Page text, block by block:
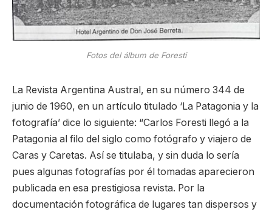
Fotos del álbum de Foresti
La Revista Argentina Austral, en su número 344 de
junio de 1960, en un artículo titulado ‘La Patagonia y la
fotografía’ dice lo siguiente: “Carlos Foresti llegó a la
Patagonia al filo del siglo como fotógrafo y viajero de
Caras y Caretas. Así se titulaba, y sin duda lo sería
pues algunas fotografías por él tomadas aparecieron
publicada en esa prestigiosa revista. Por la
documentación fotográfica de lugares tan dispersos y